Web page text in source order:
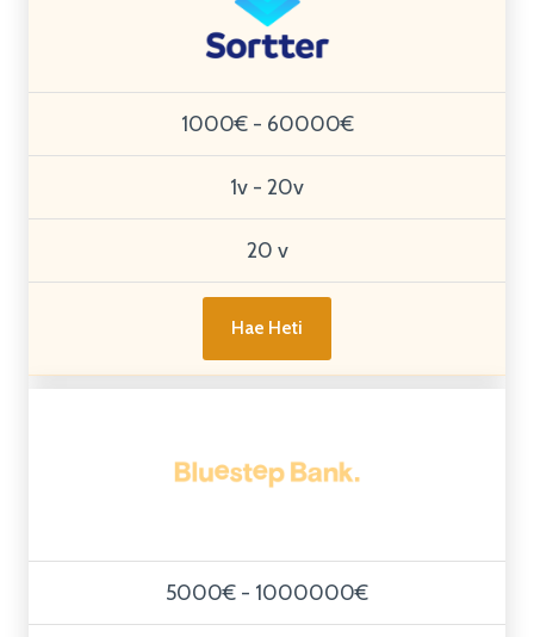
1000€ - 60000€
1v - 20v
20 v
Hae Heti
5000€ - 1000000€